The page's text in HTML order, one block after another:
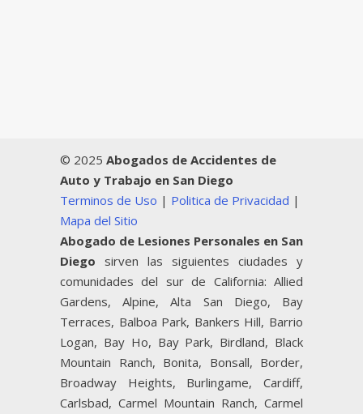
© 2025 Abogados de Accidentes de
Auto y Trabajo en San Diego
Terminos de Uso | Politica de Privacidad |
Mapa del Sitio
Abogado de Lesiones Personales en San
Diego sirven las siguientes ciudades y
comunidades del sur de California: Allied
Gardens, Alpine, Alta San Diego, Bay
Terraces, Balboa Park, Bankers Hill, Barrio
Logan, Bay Ho, Bay Park, Birdland, Black
Mountain Ranch, Bonita, Bonsall, Border,
Broadway Heights, Burlingame, Cardiff,
Carlsbad, Carmel Mountain Ranch, Carmel